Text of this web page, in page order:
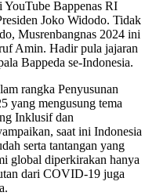
YouTube Bappenas RI
Joko Widodo. Tidak
Musrenbangnas 2024 ini
Amin. Hadir pula jajaran
Bappeda se-Indonesia.
rangka Penyusunan
yang mengusung tema
Inklusif dan
saat ini Indonesia
serta tantangan yang
global diperkirakan hanya
dari COVID-19 juga